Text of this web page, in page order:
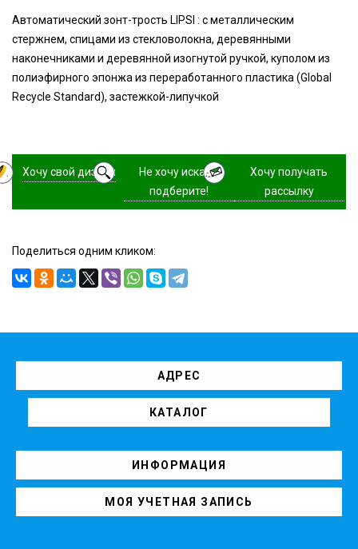
Автоматический зонт-трость LIPSI : с металлическим
стержнем, спицами из стекловолокна, деревянными
наконечниками и деревянной изогнутой ручкой, куполом из
полиэфирного эпонжа из переработанного пластика (Global
Recycle Standard), застежкой-липучкой
Хочу свой дизайн
Не хочу искать,
подберите!
Хочу получать
рассылку
Поделиться одним кликом:
АДРЕС
КАТАЛОГ
ИНФОРМАЦИЯ
МОЯ УЧЕТНАЯ ЗАПИСЬ